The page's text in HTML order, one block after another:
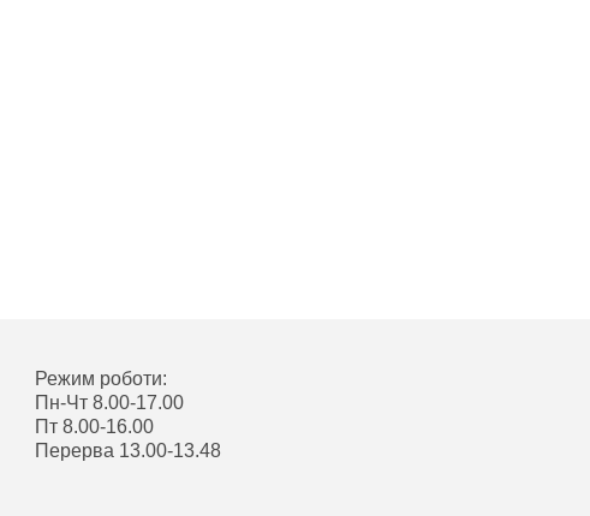
Режим роботи:
Пн-Чт 8.00-17.00
Пт 8.00-16.00
Перерва 13.00-13.48